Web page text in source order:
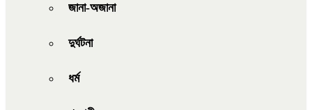
জানা-অজানা
দুর্ঘটনা
ধর্ম